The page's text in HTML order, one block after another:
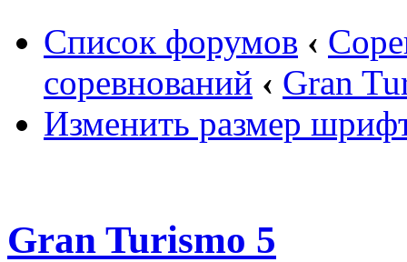
Список форумов ‹
соревнований ‹ Gran
Изменить размер
Gran Turismo 5